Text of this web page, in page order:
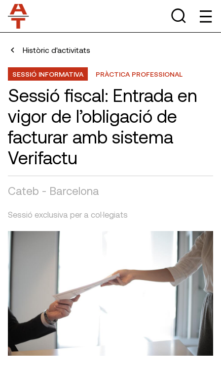
Històric d'activitats
SESSIÓ INFORMATIVA PRÀCTICA PROFESSIONAL
Sessió fiscal: Entrada en
vigor de l’obligació de
facturar amb sistema
Verifactu
Cateb - Barcelona
Sessió exclusiva per a col·legiats